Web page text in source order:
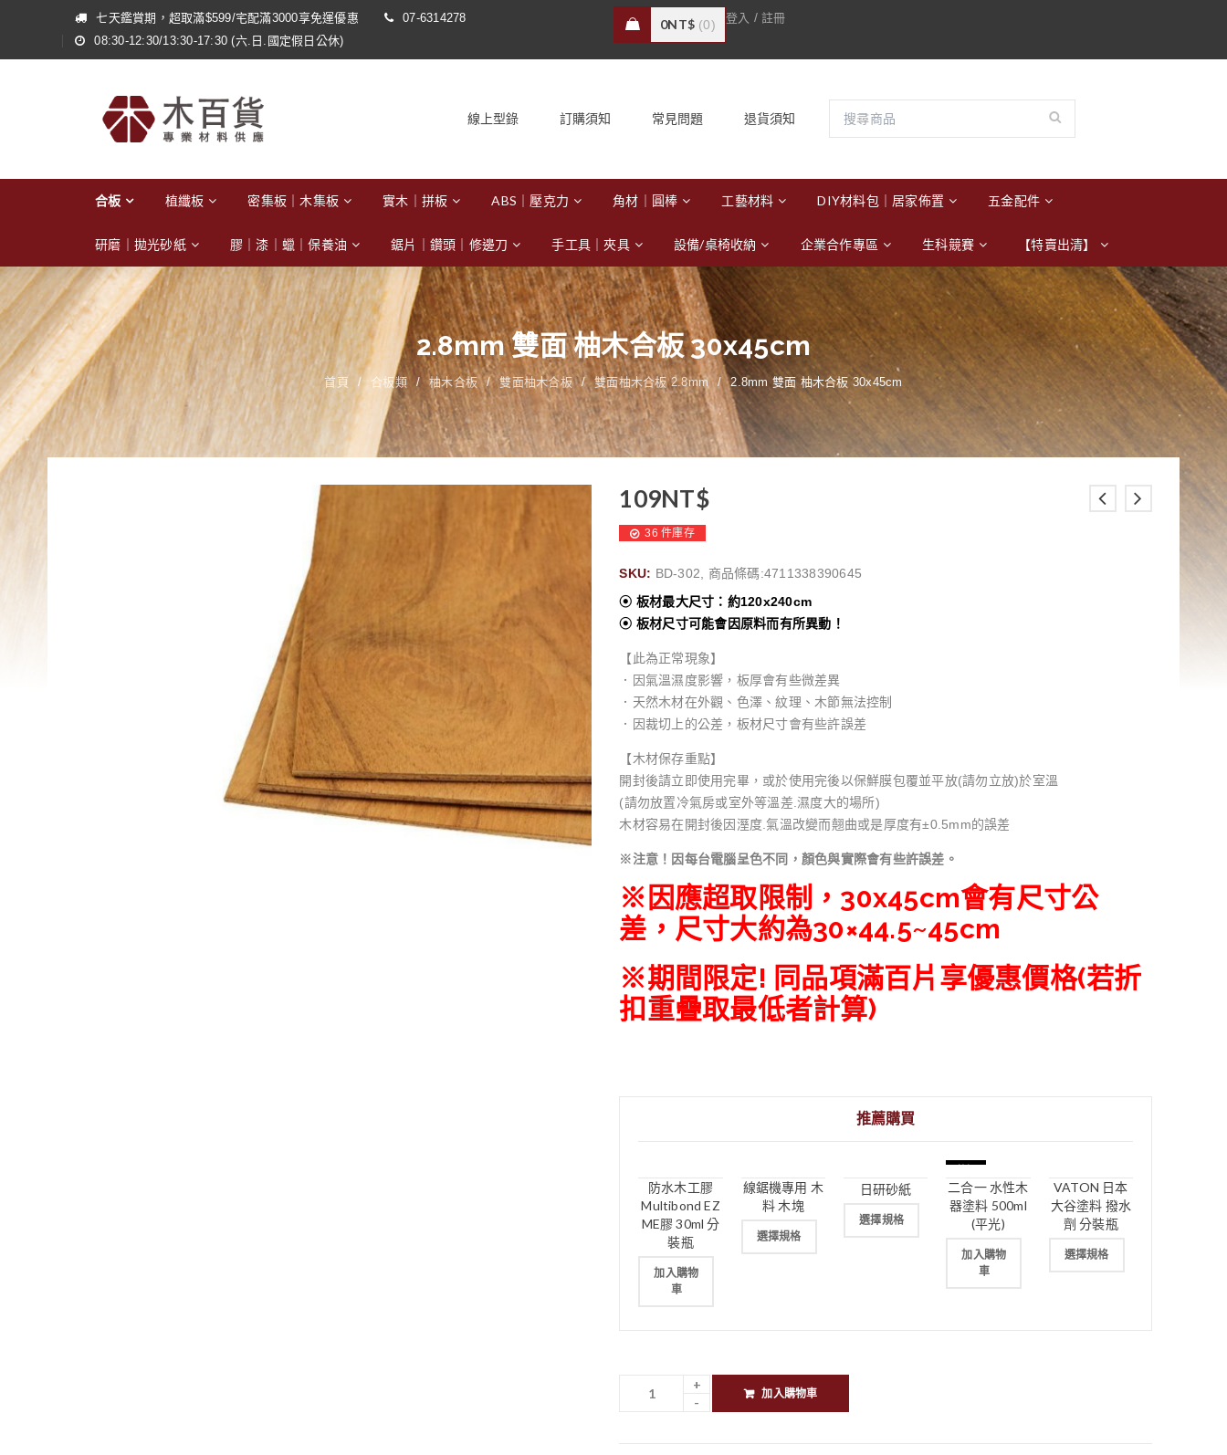
七天鑑賞期，超取滿$599/宅配滿3000享免運優惠
07-6314278
08:30-12:30/13:30-17:30 (六.日.國定假日公休)
0NT$ 0 登入 / 註冊
線上型錄 訂購須知 常見問題 退貨須知
合板 植纖板 密集板｜木集板 實木｜拼板 ABS｜壓克力 角材｜圓棒 工藝材料 DIY材料包｜居家佈置 五金配件
研磨｜拋光砂紙 膠｜漆｜蠟｜保養油 鋸片｜鑽頭｜修邊刀 手工具｜夾具 設備/桌椅收納 企業合作專區 生科競賽 【特賣出清】
2.8mm 雙面 柚木合板 30x45cm
首頁 / 合板類 / 柚木合板 / 雙面柚木合板 / 雙面柚木合板 2.8mm / 2.8mm 雙面 柚木合板 30x45cm
109NT$
36 件庫存
SKU: BD-302, 商品條碼:4711338390645
⦿ 板材最大尺寸：約120x240cm
⦿ 板材尺寸可能會因原料而有所異動！
【此為正常現象】
．因氣溫濕度影響，板厚會有些微差異
．天然木材在外觀、色澤、紋理、木節無法控制
．因裁切上的公差，板材尺寸會有些許誤差
【木材保存重點】
開封後請立即使用完畢，或於使用完後以保鮮膜包覆並平放(請勿立放)於室溫
(請勿放置冷氣房或室外等溫差.濕度大的場所)
木材容易在開封後因溼度.氣溫改變而翹曲或是厚度有±0.5mm的誤差
※注意！因每台電腦呈色不同，顏色與實際會有些許誤差。
※ 因應超取限制，30x45cm會有尺寸公
差，尺寸大約為30×44.5~45cm
※期間限定! 同品項滿百片享優惠價格(若折
扣重疊取最低者計算)
推薦購買
防水木工膠
Multibond EZ
ME膠 30ml 分
裝瓶
加入購物
車
線鋸機專用 木
料 木塊
選擇規格
日研砂紙
選擇規格
二合一 水性木
器塗料 500ml
(平光)
加入購物
車
VATON 日本
大谷塗料 撥水
劑 分裝瓶
選擇規格
加入購物車